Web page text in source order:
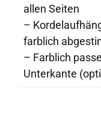
allen Seiten
–
farblich
– Farblich
Unterkante